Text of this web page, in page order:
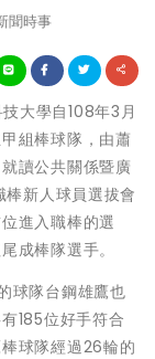
聞時事
大學自108年3月
組棒球隊，由蕭
讀公共關係暨廣
棒新人球員選拔會
進入職棒的選
成棒隊選手。
球隊台鋼雄鷹也
185位好手符合
球隊經過26輪的